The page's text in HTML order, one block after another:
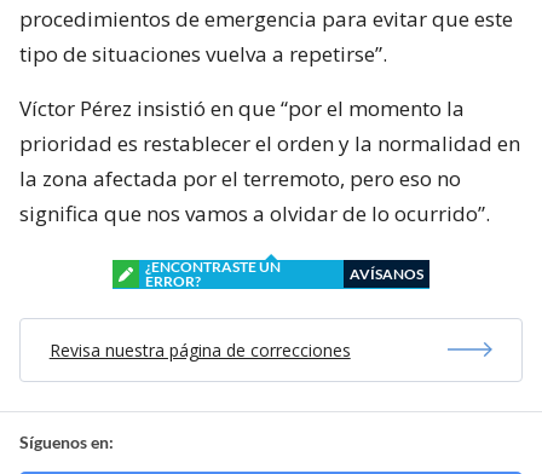
procedimientos de emergencia para evitar que este
tipo de situaciones vuelva a repetirse”.
Víctor Pérez insistió en que “por el momento la
prioridad es restablecer el orden y la normalidad en
la zona afectada por el terremoto, pero eso no
significa que nos vamos a olvidar de lo ocurrido”.
¿ENCONTRASTE UN
ERROR?
AVÍSANOS
Revisa nuestra página de correcciones
Síguenos en: